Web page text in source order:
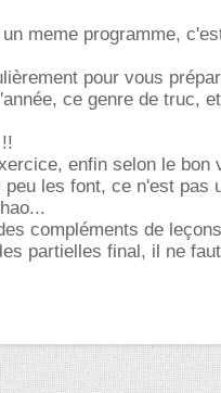
meme programme,
pour vous
ce genre de truc,
enfin selon le bon
les font, ce n'est pas
compléments de
partielles final, il ne